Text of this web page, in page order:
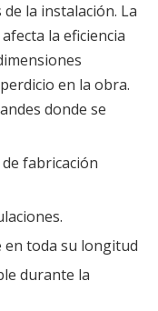
la instalación. La
la eficiencia
en la obra.
donde se
fabricación
en toda su longitud
durante la